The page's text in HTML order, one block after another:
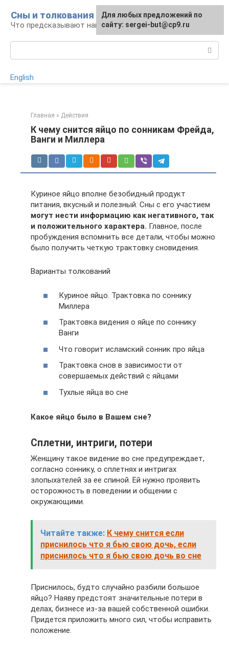
контенту
Сны и толкования
Что предсказывают нам наши сны
English
Главная » Действия
К чему снится яйцо по сонникам Фрейда,
Ванги и Миллера
Куриное яйцо вполне безобидный продукт
питания, вкусный и полезный. Сны с его участием
могут нести информацию как негативного, так
и положительного характера. Главное, после
пробуждения вспомнить все детали, чтобы можно
было получить четкую трактовку сновидения.
Варианты толкований
Куриное яйцо. Трактовка по соннику
Миллера
Трактовка видения о яйце по соннику
Ванги
Что говорит исламский сонник про яйца
Трактовка снов в зависимости от
совершаемых действий с яйцами
Тухлые яйца во сне
Какое яйцо было в Вашем сне?
Сплетни, интриги, потери
Женщину такое видение во сне предупреждает,
согласно соннику, о сплетнях и интригах
злопыхателей за ее спиной. Ей нужно проявить
осторожность в поведении и общении с
окружающими.
Читайте также: К чему снится если
приснилось что я бью свою дочь, если
приснилось что я бью свою дочь во сне
Приснилось, будто случайно разбили большое
яйцо? Наяву предстоят значительные потери в
делах, бизнесе из-за вашей собственной ошибки.
Придется приложить много сил, чтобы исправить
положение.
Для любых предложений по
сайту: [email protected]
Для любых предложений по
сайту: sergei-but@cp9.ru